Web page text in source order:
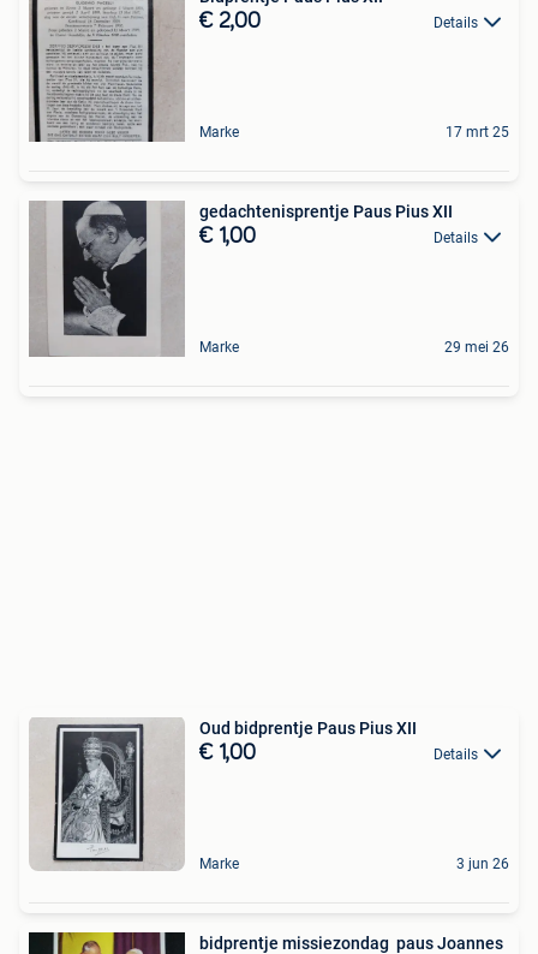
€ 2,00 Details
Marke 17 mrt 25
gedachtenisprentje Paus Pius XII
€ 1,00 Details
Marke 29 mei 26
Oud bidprentje Paus Pius XII
€ 1,00 Details
Marke 3 jun 26
bidprentje missiezondag paus Joannes